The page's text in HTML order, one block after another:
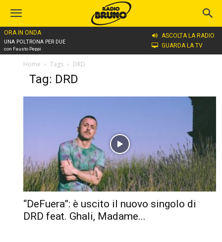
ORA IN ONDA
UNA POLTRONA PER DUE
con Fausto Peppi
ASCOLTA LA RADIO
GUARDA LA TV
Home Tags DRD
Tag: DRD
“DeFuera”: è uscito il nuovo singolo di
DRD feat. Ghali, Madame...